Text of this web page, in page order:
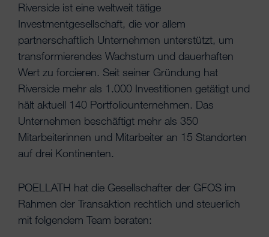
Riverside ist eine weltweit tätige
Investmentgesellschaft, die vor allem
partnerschaftlich Unternehmen unterstützt, um
transformierendes Wachstum und dauerhaften
Wert zu forcieren. Seit seiner Gründung hat
Riverside mehr als 1.000 Investitionen getätigt und
hält aktuell 140 Portfoliounternehmen. Das
Unternehmen beschäftigt mehr als 350
Mitarbeiterinnen und Mitarbeiter an 15 Standorten
auf drei Kontinenten.
POELLATH hat die Gesellschafter der GFOS im
Rahmen der Transaktion rechtlich und steuerlich
mit folgendem Team beraten: